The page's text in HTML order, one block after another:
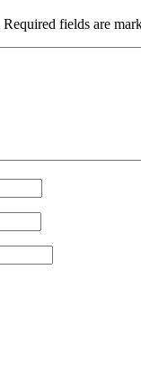
Required fields are